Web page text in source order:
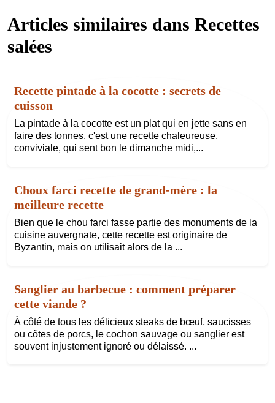
Articles similaires dans Recettes
salées
Recette pintade à la cocotte : secrets de
cuisson
La pintade à la cocotte est un plat qui en jette sans en
faire des tonnes, c'est une recette chaleureuse,
conviviale, qui sent bon le dimanche midi,...
Choux farci recette de grand-mère : la
meilleure recette
Bien que le chou farci fasse partie des monuments de la
cuisine auvergnate, cette recette est originaire de
Byzantin, mais on utilisait alors de la ...
Sanglier au barbecue : comment préparer
cette viande ?
À côté de tous les délicieux steaks de bœuf, saucisses
ou côtes de porcs, le cochon sauvage ou sanglier est
souvent injustement ignoré ou délaissé. ...